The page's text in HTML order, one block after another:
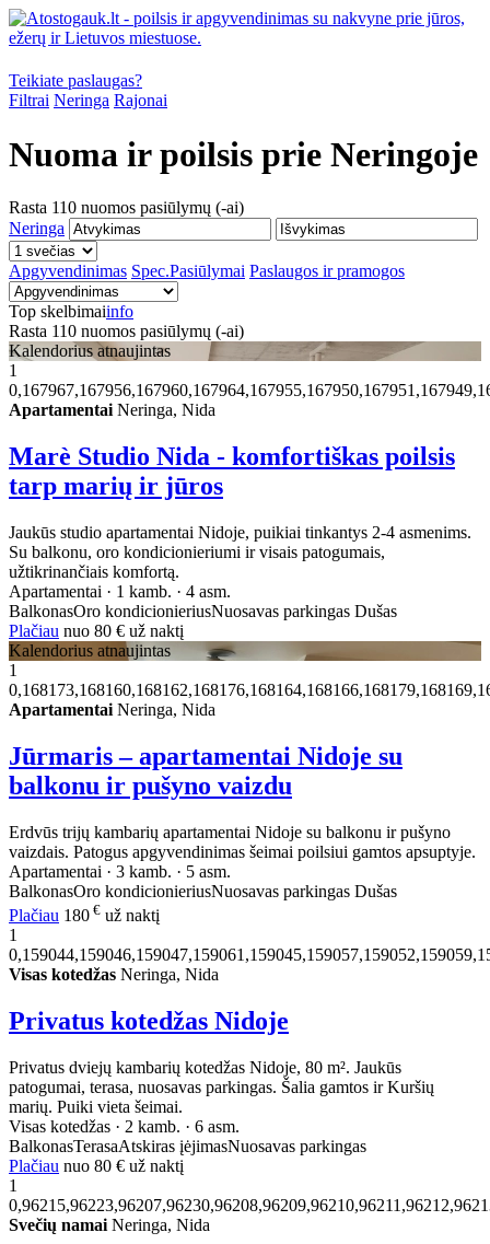
Teikiate paslaugas?
Filtrai Neringa Rajonai
Nuoma ir poilsis prie Neringoje
Rasta 110 nuomos pasiūlymų (-ai)
Neringa
Apgyvendinimas Spec.Pasiūlymai Paslaugos ir pramogos
Top skelbimaiinfo
Rasta 110 nuomos pasiūlymų (-ai)
Kalendorius atnaujintas
1
Apartamentai Neringa, Nida
Marè Studio Nida - komfortiškas poilsis
tarp marių ir jūros
Jaukūs studio apartamentai Nidoje, puikiai tinkantys 2-4 asmenims.
Su balkonu, oro kondicionieriumi ir visais patogumais,
užtikrinančiais komfortą.
Apartamentai · 1 kamb. · 4 asm.
BalkonasOro kondicionieriusNuosavas parkingas Dušas
Plačiau nuo 80 € už naktį
Kalendorius atnaujintas
1
Apartamentai Neringa, Nida
Jūrmaris – apartamentai Nidoje su
balkonu ir pušyno vaizdu
Erdvūs trijų kambarių apartamentai Nidoje su balkonu ir pušyno
vaizdais. Patogus apgyvendinimas šeimai poilsiui gamtos apsuptyje.
Apartamentai · 3 kamb. · 5 asm.
BalkonasOro kondicionieriusNuosavas parkingas Dušas
Plačiau 180 € už naktį
1
Visas kotedžas Neringa, Nida
Privatus kotedžas Nidoje
Privatus dviejų kambarių kotedžas Nidoje, 80 m². Jaukūs
patogumai, terasa, nuosavas parkingas. Šalia gamtos ir Kuršių
marių. Puiki vieta šeimai.
Visas kotedžas · 2 kamb. · 6 asm.
BalkonasTerasaAtskiras įėjimasNuosavas parkingas
Plačiau nuo 80 € už naktį
1
Svečių namai Neringa, Nida